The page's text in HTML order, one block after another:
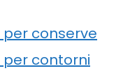
conserve
per contorni